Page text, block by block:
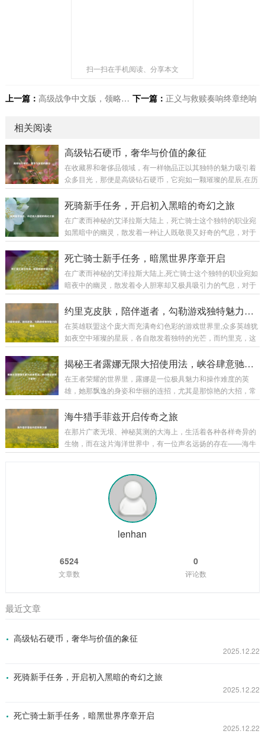
扫一扫在手机阅读、分享本文
上一篇： 高级战争中文版，领略策略战争魅力 下一篇： 正义与救赎奏响终章绝响
相关阅读
高级钻石硬币，奢华与价值的象征
在收藏界和奢侈品领域，有一样物品正以其独特的魅力吸引着
众多目光，那便是高级钻石硬币，它宛如一颗璀璨的星辰,在历
史与现代的交织中散发着迷人的光芒。 高级钻石硬币并非普通
的货币，它是艺术与工艺的完美融合，从外观上看，每一枚高
级钻石硬币都像是一件精心雕琢的艺术品，硬币的主体部分通
常由高品质的贵金属制成，如黄金、白银等，这些金属本身就
具有极高的价值和质感，它们的表面被工匠们运用精妙的工艺
又或许是镜面般的光洁,反射出耀眼的光芒。...
死骑新手任务，开启初入黑暗的奇幻之旅
在广袤而神秘的艾泽拉斯大陆上，死亡骑士这个独特的职业宛
如黑暗中的幽灵，散发着一种让人既敬畏又好奇的气息，对于
每一个初入这个职业世界的新手来说，死骑新手任务就像是一
把钥匙,开启了一段充满挑战与惊喜的奇幻之旅。 当你创建一个
死亡骑士角色，从冰封王座的阴影中苏醒的那一刻起，新手任
务便正式拉开了帷幕，首先映入眼帘的是那阴森恐怖的场景，
周围弥漫着冰冷的雾气，荒芜的大地，残败的建筑，仿佛都在
入了一个与其他职业截然不同的世界。 第...
死亡骑士新手任务，暗黑世界序章开启
在广袤而神秘的艾泽拉斯大陆上,死亡骑士这个独特的职业宛如
暗夜中的幽灵，散发着令人胆寒却又极具吸引力的气息，对于
新手玩家来说，死亡骑士的新手任务线就像是一扇通往黑暗力
量世界的大门，引领着他们开启一段充满奇幻与挑战的旅程。
当玩家创建死亡骑士角色后,首先会置身于一个阴森恐怖的场景
之中，这里弥漫着腐臭的气息，灰暗的天空下是一片荒芜的焦
土，残垣断壁间不时有幽灵般的生物飘荡而过，新手任务就在
更是一次深入了解死亡骑士背景故事和职业特...
约里克皮肤，陪伴逝者，勾勒游戏独特魅力风景线
在英雄联盟这个庞大而充满奇幻色彩的游戏世界里,众多英雄犹
如夜空中璀璨的星辰，各自散发着独特的光芒，而约里克，这
位守墓人英雄，以其神秘、暗黑的风格吸引了不少玩家的目
光，他的那些精美皮肤更是在游戏中为玩家带来了别样的体
验。 约里克的原始皮肤自带一种阴森的气息,他身着黑色的长
袍，头戴破旧的帽子，手中那巨大的墓园铲仿佛能轻易地掘开
坟墓，召唤出墓穴中的亡魂，他的技能特效也与整体风格相契
意穿梭，为他的战斗增添了一份恐怖与神秘，原始皮...
揭秘王者露娜无限大招使用法，峡谷肆意驰骋不是梦！
在王者荣耀的世界里，露娜是一位极具魅力和操作难度的英
雄，她那飘逸的身姿和华丽的连招，尤其是那惊艳的大招，常
常能在团战中创造出以少胜多的奇迹，要想熟练掌握露娜的大
招无限使用，并非易事，下面,就让我们一起来揭开其中的奥
秘。 理解露娜大招机制 露娜的大招“新月突击”，是她核心的技
能，该技能能让露娜向指定目标发起突击，造成法术伤害，在
释放大招后的一段时间内，如果露娜命中了敌方英雄、野怪或
的基础，只要露娜在大招的冷却时间内，能够...
海牛猎手菲兹开启传奇之旅
在那片广袤无垠、神秘莫测的大海上，生活着各种各样奇异的
生物，而在这片海洋世界中，有一位声名远扬的存在——海牛
猎手菲兹。 菲兹是一个身材矫健、眼神锐利的年轻猎手，他自
敬畏，他常常听村里的老人们讲述着大海里那些神奇生物的故
事，其中海牛的传说最让他着迷，海牛，这种体型庞大却性情
温和的生物，在大海的深处悠然生活，它们的肉据说美味无
比，它们的皮更是有着极高的价值，菲兹在心中暗暗立下了成
为一名出色海牛猎手的志向。 随着时间的推移,...
lenhan
6524
文章数
0
评论数
最近文章
高级钻石硬币，奢华与价值的象征
2025.12.22
死骑新手任务，开启初入黑暗的奇幻之旅
2025.12.22
死亡骑士新手任务，暗黑世界序章开启
2025.12.22